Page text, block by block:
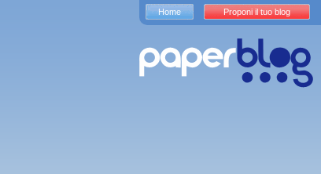
Home Proponi il tuo blog